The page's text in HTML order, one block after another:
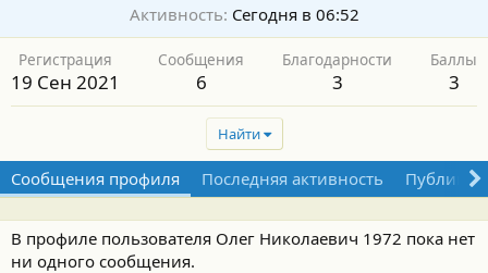
Активность Сегодня в 06:52
Регистрация
19 Сен 2021
Сообщения
6
Благодарности
3
Баллы
3
Найти
Сообщения профиля Последняя активность
В профиле пользователя Олег Николаевич 1972 пока нет
ни одного сообщения.